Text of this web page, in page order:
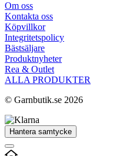
Om oss
Kontakta oss
Köpvillkor
Integritetspolicy
Bästsäljare
Produktnyheter
Rea & Outlet
ALLA PRODUKTER
© Garnbutik.se 2026
Hantera samtycke